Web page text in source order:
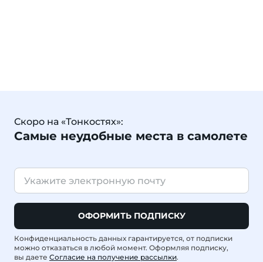
Скоро на «Тонкостях»:
Самые неудобные места в самолете
ОФОРМИТЬ ПОДПИСКУ
Конфиденциальность данных гарантируется, от подписки
можно отказаться в любой момент. Оформляя подписку,
вы даете Согласие на получение рассылки.